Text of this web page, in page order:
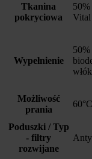
Tkanina
pokryciowa
50%
Wypełnienie
Możliwość
prania
60°C
Poduszki / Typ
- filtry
rozwijane